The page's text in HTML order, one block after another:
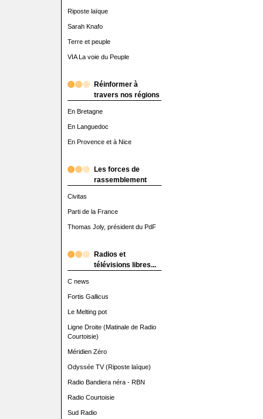
Riposte laïque
Sarah Knafo
Terre et peuple
VIA La voie du Peuple
Réinformer à
travers nos régions
En Bretagne
En Languedoc
En Provence et à Nice
Les forces de
rassemblement
Civitas
Parti de la France
Thomas Joly, président du PdF
Radios et
télévisions libres...
C news
Fortis Gallicus
Le Melting pot
Ligne Droite (Matinale de Radio
Courtoisie)
Méridien Zéro
Odyssée TV (Riposte laïque)
Radio Bandiera néra - RBN
Radio Courtoisie
Sud Radio